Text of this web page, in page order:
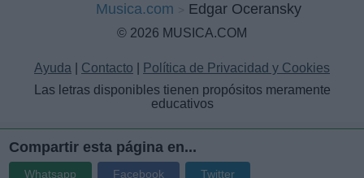
Musica.com Edgar Oceransky
© 2026 MUSICA.COM
Ayuda Contacto
Política de Privacidad y Cookies
Las letras disponibles tienen propósitos meramente
educativos
Compartir esta página en...
Whatsapp Facebook Twitter